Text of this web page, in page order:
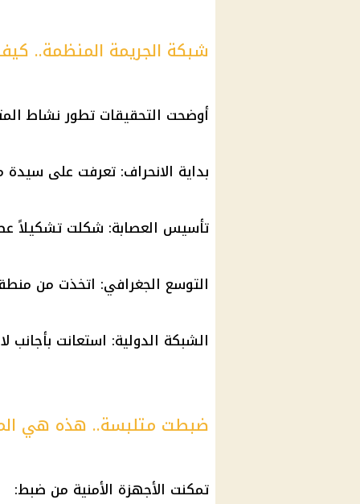
شبكة الجريمة المنظمة..
أوضحت التحقيقات تطور نشاط
بداية الانحراف: تعرفت على
تأسيس العصابة: شكلت تشكيلاً
التوسع الجغرافي: اتخذت من
الشبكة الدولية: استعانت بأجانب
ضبطت متلبسة.. هذه هي
تمكنت الأجهزة الأمنية من ضبط: